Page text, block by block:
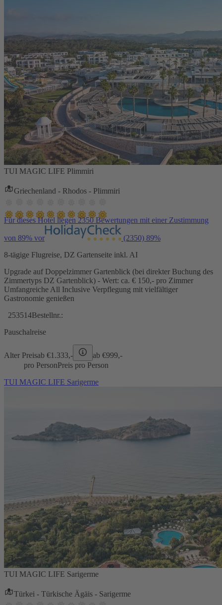
TUI MAGIC LIFE Plimmiri
Griechenland - Rhodos - Plimmiri
Für dieses Hotel liegen 2350 Bewertungen mit einer Zustimmung
von 89% vor (2350) 89%
8-tägige Flugreise, DZ Gartenseite inkl. AI
Upgrade auf Doppelzimmer Gartenblick (bei direkter Buchung des
Zimmertyps DZ Gartenblick) - Wert: ca. € 150,- pro Zimmer
Umfangreiche All Inclusive Verpflegung mit vielfältiger
Gastronomie genießen
253514Bestellnr.:
Pauschalreise
Alter Preisab €1.333,- ab €999,-
pro PersonPreis pro Person
TUI MAGIC LIFE Sarigerme
TUI MAGIC LIFE Sarigerme
Türkei - Türkische Ägäis - Sarigerme